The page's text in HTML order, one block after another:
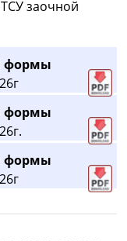
заочной
формы
формы
формы